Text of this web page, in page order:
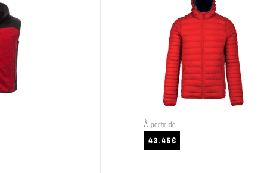
VOIR LE PRODUIT
À partir de
43.45€